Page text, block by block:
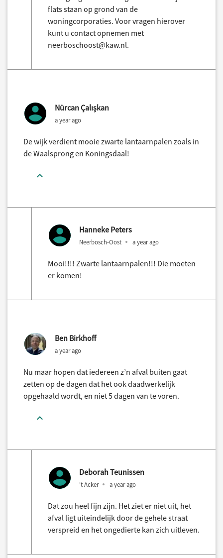
flats staan op grond van de
woningcorporaties. Voor vragen hierover
kunt u contact opnemen met
neerboschoost@kaw.nl.
Nürcan Çalışkan
a year ago
De wijk verdient mooie zwarte lantaarnpalen zoals in
de Waalsprong en Koningsdaal!
Hanneke Peters
Neerbosch-Oost a year ago
Mooi!!!! Zwarte lantaarnpalen!!! Die moeten
er komen!
Ben Birkhoff
a year ago
Nu maar hopen dat iedereen z’n afval buiten gaat
zetten op de dagen dat het ook daadwerkelijk
opgehaald wordt, en niet 5 dagen van te voren.
Deborah Teunissen
't Acker a year ago
Dat zou heel fijn zijn. Het ziet er niet uit, het
afval ligt uiteindelijk door de gehele straat
verspreid en het ongedierte kan zich uitleven.